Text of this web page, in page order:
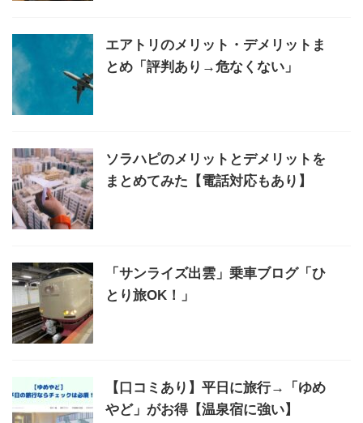
エアトリのメリット・デメリットま
とめ「評判あり→危なくない」
ソラハピのメリットとデメリットを
まとめてみた【電話対応もあり】
「サンライズ出雲」乗車ブログ「ひ
とり旅OK！」
【口コミあり】平日に旅行→「ゆめ
やど」がお得【温泉宿に強い】